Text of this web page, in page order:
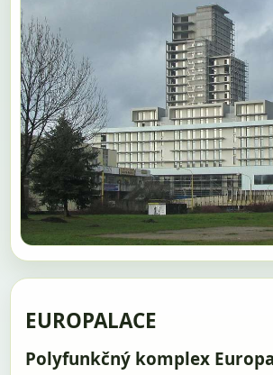
EUROPALACE
Polyfunkčný komplex